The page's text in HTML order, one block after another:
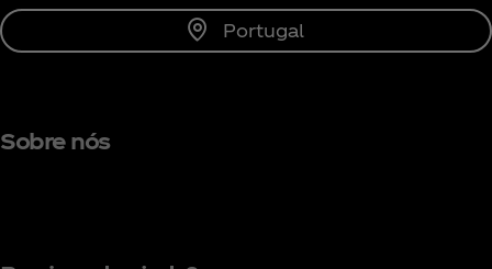
Portugal
Sobre nós